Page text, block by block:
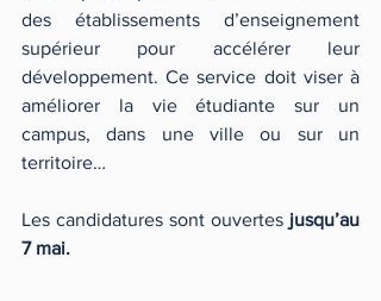
des établissements d’enseignement
supérieur pour accélérer leur
développement. Ce service doit viser à
améliorer la vie étudiante sur un
campus, dans une ville ou sur un
territoire…
Les candidatures sont ouvertes jusqu’au
7 mai.